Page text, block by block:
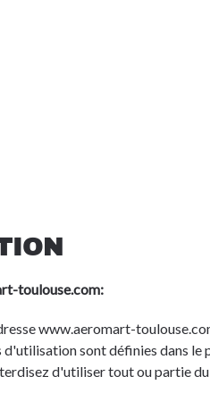
toulouse.com:
www.aeromart-
sont définies dans
d'utiliser tout ou partie